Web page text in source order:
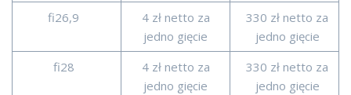
fi26,9
4 zł netto za
jedno gięcie
330 zł netto za
jedno gięcie
fi28
4 zł netto za
jedno gięcie
330 zł netto za
jedno gięcie